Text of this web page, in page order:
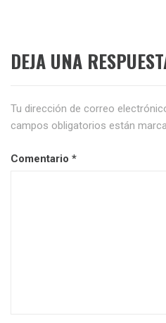
DEJA UNA
Tu dirección de correo
campos obligatorios están
Comentario *